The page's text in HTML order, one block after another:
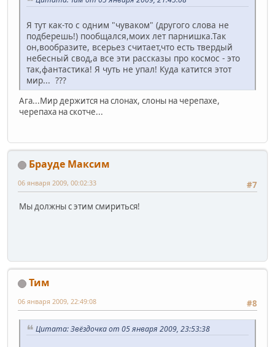
Я тут как-то с одним "чуваком" (другого слова не
подберешь!) пообщался,моих лет парнишка.Так
он,вообразите, всерьез считает,что есть твердый
небесный свод,а все эти рассказы про космос - это
так,фантастика! Я чуть не упал! Куда катится этот
мир... ???
Ага...Мир держится на слонах, слоны на черепахе,
черепаха на скотче...
Брауде Максим
#7
06 января 2009, 00:02:33
Мы должны с этим смириться!
Тим
#8
06 января 2009, 22:49:08
Цитата: Звёздочка от 05 января 2009, 23:53:38